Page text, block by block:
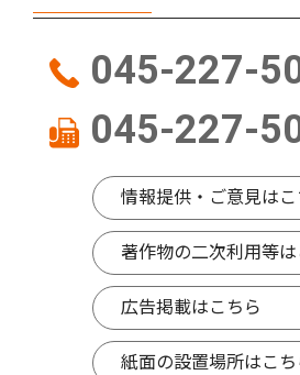
045-227-
045-227-
情報提供・ご意見はこ
著作物の二次利用等は
広告掲載はこちら
紙面の設置場所はこち